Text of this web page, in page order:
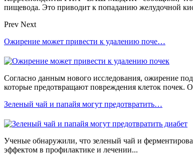
пищевода. Это приводит к попаданию желудочной
Prev Next
Ожирение может привести к удалению поче…
Согласно данным нового исследования, ожирение
которые предотвращают повреждения клеток почек.
Зеленый чай и папайя могут предотвратить…
Ученые обнаружили, что зеленый чай и
эффектом в профилактике и лечении...